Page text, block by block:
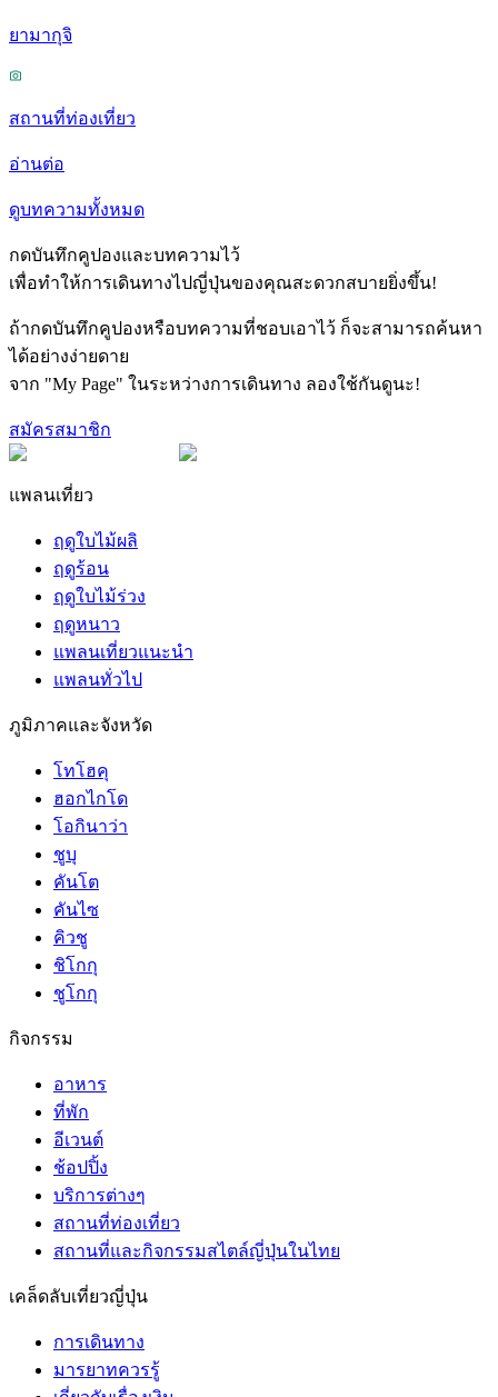
ยามากุจิ
สถานที่ท่องเที่ยว
อ่านต่อ
ดูบทความทั้งหมด
กดบันทึกคูปองและบทความไว้
เพื่อทำให้การเดินทางไปญี่ปุ่นของคุณสะดวกสบายยิ่งขึ้น!
ถ้ากดบันทึกคูปองหรือบทความที่ชอบเอาไว้ ก็จะสามารถค้นหา
ได้อย่างง่ายดาย
จาก "My Page" ในระหว่างการเดินทาง ลองใช้กันดูนะ!
สมัครสมาชิก
แพลนเที่ยว
ฤดูใบไม้ผลิ
ฤดูร้อน
ฤดูใบไม้ร่วง
ฤดูหนาว
แพลนเที่ยวแนะนำ
แพลนทั่วไป
ภูมิภาคและจังหวัด
โทโฮคุ
ฮอกไกโด
โอกินาว่า
ชูบุ
คันโต
คันไซ
คิวชู
ชิโกกุ
ชูโกกุ
กิจกรรม
อาหาร
ที่พัก
อีเวนต์
ช้อปปิ้ง
บริการต่างๆ
สถานที่ท่องเที่ยว
สถานที่และกิจกรรมสไตล์ญี่ปุ่นในไทย
เคล็ดลับเที่ยวญี่ปุ่น
การเดินทาง
มารยาทควรรู้